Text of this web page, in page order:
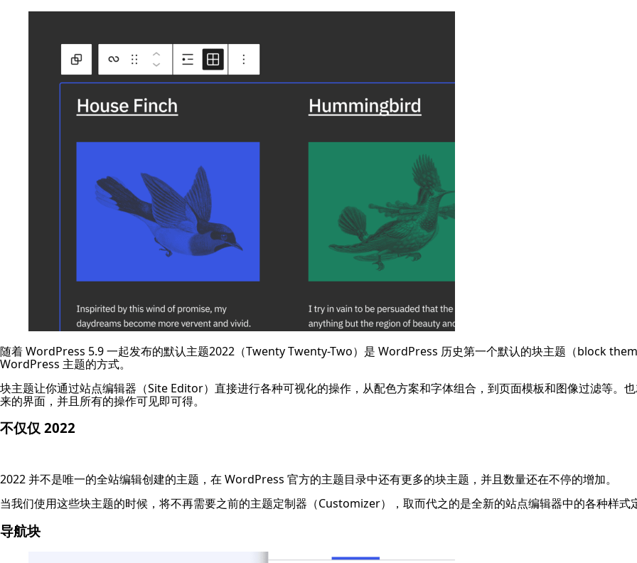
随着 WordPress 5.9 一起发布的默认主题2022（Twenty Twenty-Two）是 WordPress 历史第一个默认的块主题（block
WordPress 主题的方式。
块主题让你通过站点编辑器（Site Editor）直接进行各种可视化的操作，从配色方案和字体组合，到页面模板和图像过滤等。
来的界面，并且所有的操作可见即可得。
不仅仅 2022
2022 并不是唯一的全站编辑创建的主题，在 WordPress 官方的主题目录中还有更多的块主题，并且数量还在不停的增加。
当我们使用这些块主题的时候，将不再需要之前的主题定制器（Customizer），取而代之的是全新的站点编辑器中的各种样式
导航块